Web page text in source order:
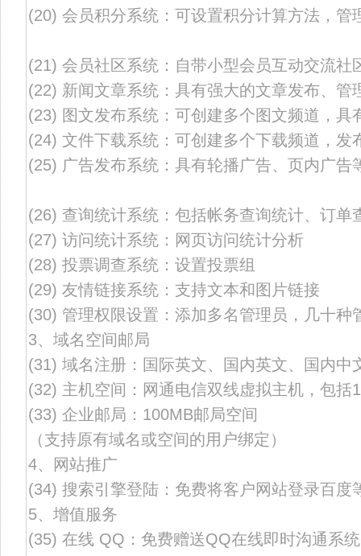
(20) 会员积分系统：可设置积分计算方法，管
(21) 会员社区系统：自带小型会员互动交流社
(22) 新闻文章系统：具有强大的文章发布、管
(23) 图文发布系统：可创建多个图文频道，具
(24) 文件下载系统：可创建多个下载频道，发
(25) 广告发布系统：具有轮播广告、页内广告
(26) 查询统计系统：包括帐务查询统计、订单
(27) 访问统计系统：网页访问统计分析
(28) 投票调查系统：设置投票组
(29) 友情链接系统：支持文本和图片链接
(30) 管理权限设置：添加多名管理员，几十种
3、域名空间邮局
(31) 域名注册：国际英文、国内英文、国内中
(32) 主机空间：网通电信双线虚拟主机，包括
(33) 企业邮局：100MB邮局空间
（支持原有域名或空间的用户绑定）
4、网站推广
(34) 搜索引擎登陆：免费将客户网站登录百度
5、增值服务
(35) 在线 QQ：免费赠送QQ在线即时沟通系统